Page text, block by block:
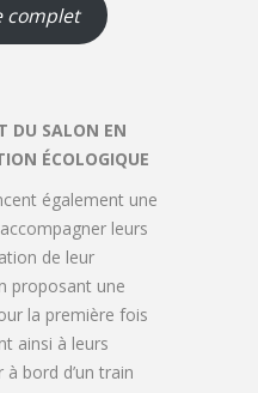
complet
DU SALON EN
ÉCOLOGIQUE
également une
leurs
de leur
proposant une
la première fois
ainsi à leurs
bord d’un train